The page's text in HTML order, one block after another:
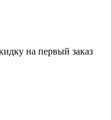
на первый заказ